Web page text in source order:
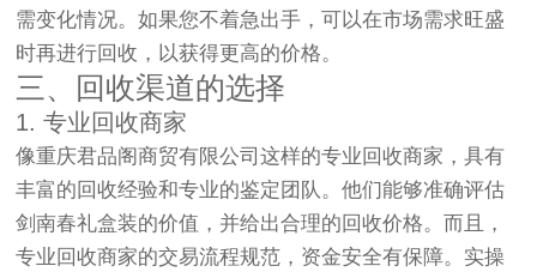
需变化情况。如果您不着急出手，可以在市场需求旺盛
时再进行回收，以获得更高的价格。
三、回收渠道的选择
1. 专业回收商家
像重庆君品阁商贸有限公司这样的专业回收商家，具有
丰富的回收经验和专业的鉴定团队。他们能够准确评估
剑南春礼盒装的价值，并给出合理的回收价格。而且，
专业回收商家的交易流程规范，资金安全有保障。实操